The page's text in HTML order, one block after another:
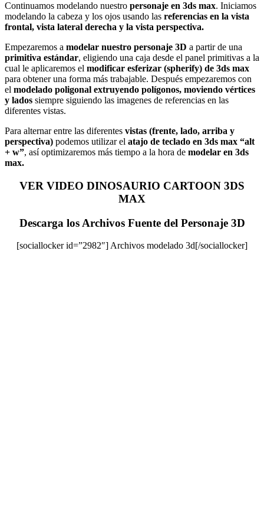
Continuamos modelando nuestro personaje en 3ds max. Iniciamos
modelando la cabeza y los ojos usando las referencias en la vista
frontal, vista lateral derecha y la vista perspectiva.
Empezaremos a modelar nuestro personaje 3D a partir de una
primitiva estándar, eligiendo una caja desde el panel primitivas a la
cual le aplicaremos el modificar esferizar (spherify) de 3ds max
para obtener una forma más trabajable. Después empezaremos con
el modelado poligonal extruyendo polígonos, moviendo vértices
y lados siempre siguiendo las imagenes de referencias en las
diferentes vistas.
Para alternar entre las diferentes vistas (frente, lado, arriba y
perspectiva) podemos utilizar el atajo de teclado en 3ds max “alt
+ w”, así optimizaremos más tiempo a la hora de modelar en 3ds
max.
VER VIDEO DINOSAURIO CARTOON 3DS
MAX
Descarga los Archivos Fuente del Personaje 3D
[sociallocker id=”2982″] Archivos modelado 3d[/sociallocker]